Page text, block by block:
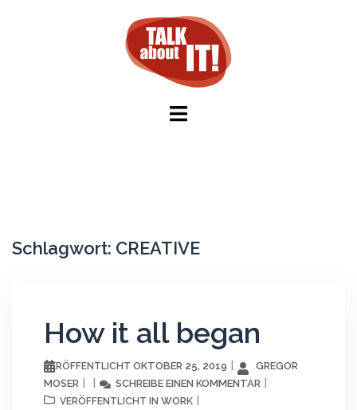
Schlagwort: CREATIVE
How it all began
VERÖFFENTLICHT OKTOBER 25, 2019
GREGOR
MOSER
SCHREIBE EINEN KOMMENTAR
VERÖFFENTLICHT IN WORK